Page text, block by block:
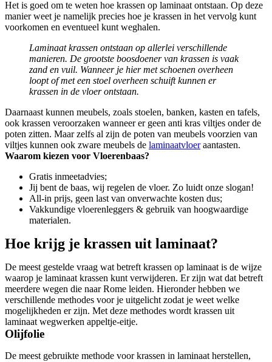
Het is goed om te weten hoe krassen op laminaat ontstaan. Op deze
manier weet je namelijk precies hoe je krassen in het vervolg kunt
voorkomen en eventueel kunt weghalen.
Laminaat krassen ontstaan op allerlei verschillende
manieren. De grootste boosdoener van krassen is vaak
zand en vuil. Wanneer je hier met schoenen overheen
loopt of met een stoel overheen schuift kunnen er
krassen in de vloer ontstaan.
Daarnaast kunnen meubels, zoals stoelen, banken, kasten en tafels,
ook krassen veroorzaken wanneer er geen anti kras viltjes onder de
poten zitten. Maar zelfs al zijn de poten van meubels voorzien van
viltjes kunnen ook zware meubels de laminaatvloeraantasten.
Waarom kiezen voor Vloerenbaas?
Gratis inmeetadvies;
Jij bent de baas, wij regelen de vloer. Zo luidt onze slogan!
All-in prijs, geen last van onverwachte kosten dus;
Vakkundige vloerenleggers & gebruik van hoogwaardige
materialen.
Hoe krijg je krassen uit laminaat?
De meest gestelde vraag wat betreft krassen op laminaat is de wijze
waarop je laminaat krassen kunt verwijderen. Er zijn wat dat betreft
meerdere wegen die naar Rome leiden. Hieronder hebben we
verschillende methodes voor je uitgelicht zodat je weet welke
mogelijkheden er zijn. Met deze methodes wordt krassen uit
laminaat wegwerken appeltje-eitje.
Olijfolie
De meest gebruikte methode voor krassen in laminaat herstellen,